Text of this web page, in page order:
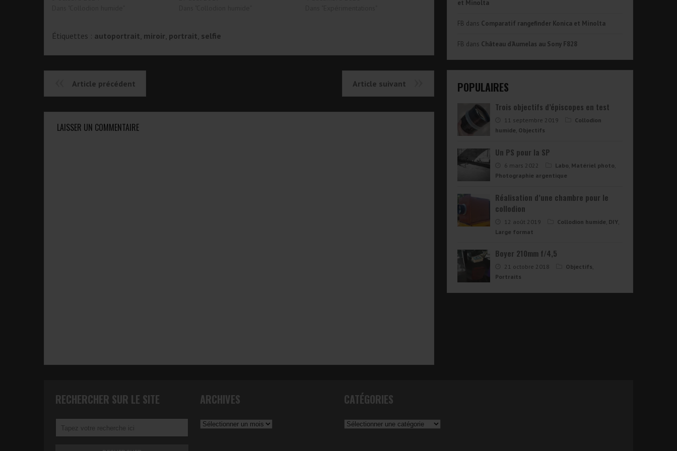
Étiquettes : autoportrait, miroir, portrait, selfie
Article précédent Article suivant
LAISSER UN COMMENTAIRE
et Minolta
FB dans Comparatif rangefinder Konica et Minolta
FB dans Château d’Aumelas au Sony F828
POPULAIRES
Trois objectifs d’épiscopes en test
11 septembre 2019
Collodion
humide Objectifs
Un PS pour la SP
6 mars 2022 Labo Matériel photo
Photographie argentique
Réalisation d’une chambre pour le
collodion
12 août 2019 Collodion humide DIY
Large format
Boyer 210mm f/4,5
21 octobre 2018 Objectifs
Portraits
RECHERCHER SUR LE SITE ARCHIVES
Archives
CATÉGORIES
Catégories